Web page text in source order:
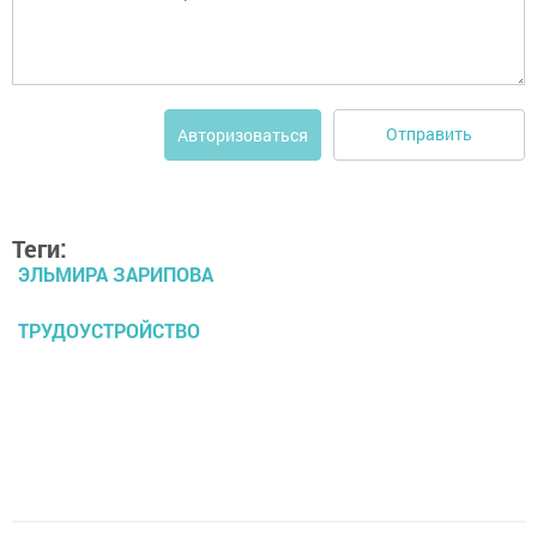
Авторизоваться Отправить
Теги:
ЭЛЬМИРА ЗАРИПОВА
ТРУДОУСТРОЙСТВО